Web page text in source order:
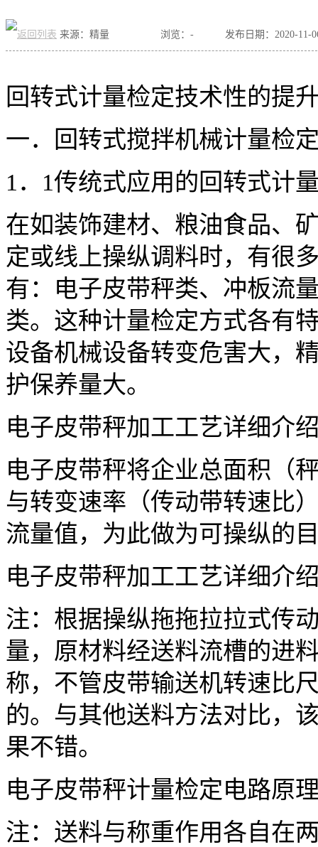
来源：精量 浏览： - 发布日期：2020-11-
回转式计量检定技术性的提
一．回转式搅拌机械计量检
1．1传统式应用的回转式计
在如装饰建材、粮油食品、
定或线上操纵调料时，有很
有：电子皮带秤类、冲板流
类。这种计量检定方式各有
设备机械设备转变危害大，
护保养量大。
电子皮带秤加工工艺详细介
电子皮带秤将企业总面积（
与转变速率（传动带转速比
流量值，为此做为可操纵的
电子皮带秤加工工艺详细介
注：根据操纵拖拖拉拉式传
量，原材料经送料流槽的进
称，不管皮带输送机转速比
的。与其他送料方法对比，
果不错。
电子皮带秤计量检定电路原
注：送料与称重作用各自在